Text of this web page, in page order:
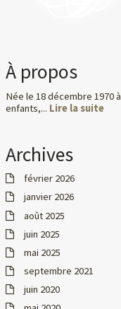
À propos
Née le 18 décembre 1970
enfants,... Lire la suite
Archives
février 2026
janvier 2026
août 2025
juin 2025
mai 2025
septembre 2021
juin 2020